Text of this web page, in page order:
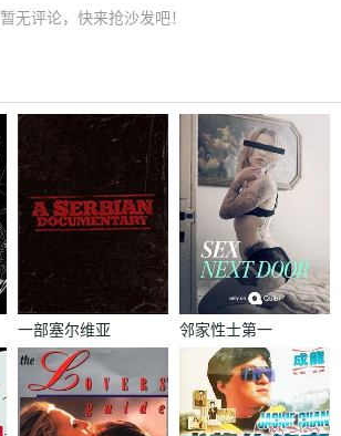
暂无评论，快来抢沙发吧！
一部塞尔维亚
纪录片
邻家性士第一